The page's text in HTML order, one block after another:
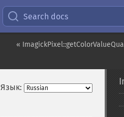
Search docs
«
Язык: